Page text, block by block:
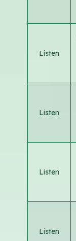
Listen
Listen
Listen
Listen